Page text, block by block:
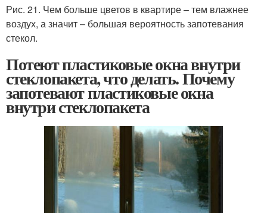
Рис. 21. Чем больше цветов в квартире – тем влажнее
воздух, а значит – большая вероятность запотевания
стекол.
Потеют пластиковые окна внутри
стеклопакета, что делать. Почему
запотевают пластиковые окна
внутри стеклопакета